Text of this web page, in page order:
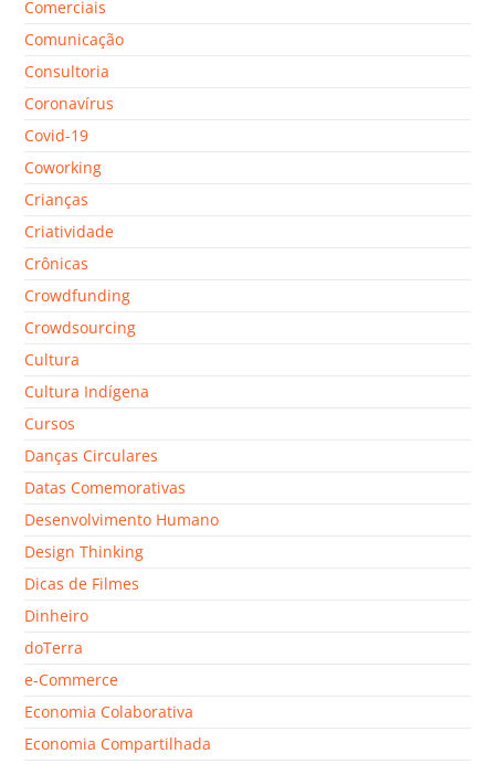
Comerciais
Comunicação
Consultoria
Coronavírus
Covid-19
Coworking
Crianças
Criatividade
Crônicas
Crowdfunding
Crowdsourcing
Cultura
Cultura Indígena
Cursos
Danças Circulares
Datas Comemorativas
Desenvolvimento Humano
Design Thinking
Dicas de Filmes
Dinheiro
doTerra
e-Commerce
Economia Colaborativa
Economia Compartilhada